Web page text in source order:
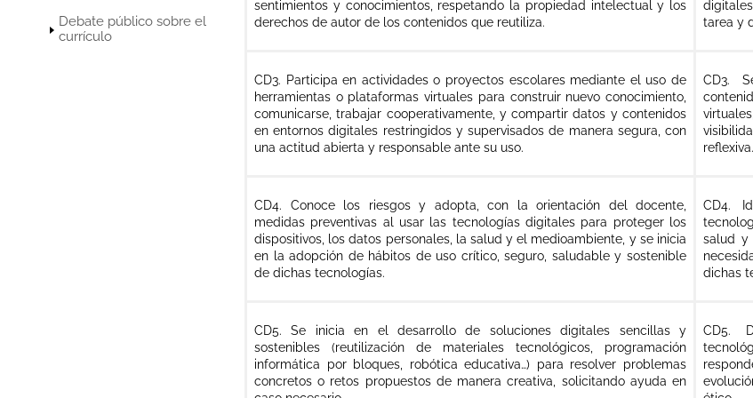
Debate público sobre el
currículo
sentimientos y conocimientos, respetando la propiedad intelectual y los
derechos de autor de los contenidos que reutiliza.
tarea y
CD3. Participa en actividades o proyectos escolares mediante el uso de
herramientas o plataformas virtuales para construir nuevo conocimiento,
comunicarse, trabajar cooperativamente, y compartir datos y contenidos
en entornos digitales restringidos y supervisados de manera segura, con
una actitud abierta y responsable ante su uso.
CD3.
reflexiva.
CD4. Conoce los riesgos y adopta, con la orientación del docente,
medidas preventivas al usar las tecnologías digitales para proteger los
dispositivos, los datos personales, la salud y el medioambiente, y se inicia
en la adopción de hábitos de uso crítico, seguro, saludable y sostenible
de dichas tecnologías.
CD4.
salud y
dichas
CD5. Se inicia en el desarrollo de soluciones digitales sencillas y
sostenibles (reutilización de materiales tecnológicos, programación
informática por bloques, robótica educativa…) para resolver problemas
concretos o retos propuestos de manera creativa, solicitando ayuda en
CD5.